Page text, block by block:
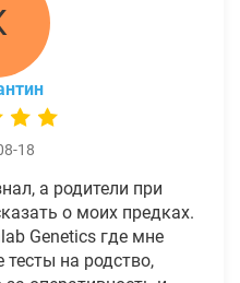
18
а родители при
о моих предках.
Genetics где мне
на родство,